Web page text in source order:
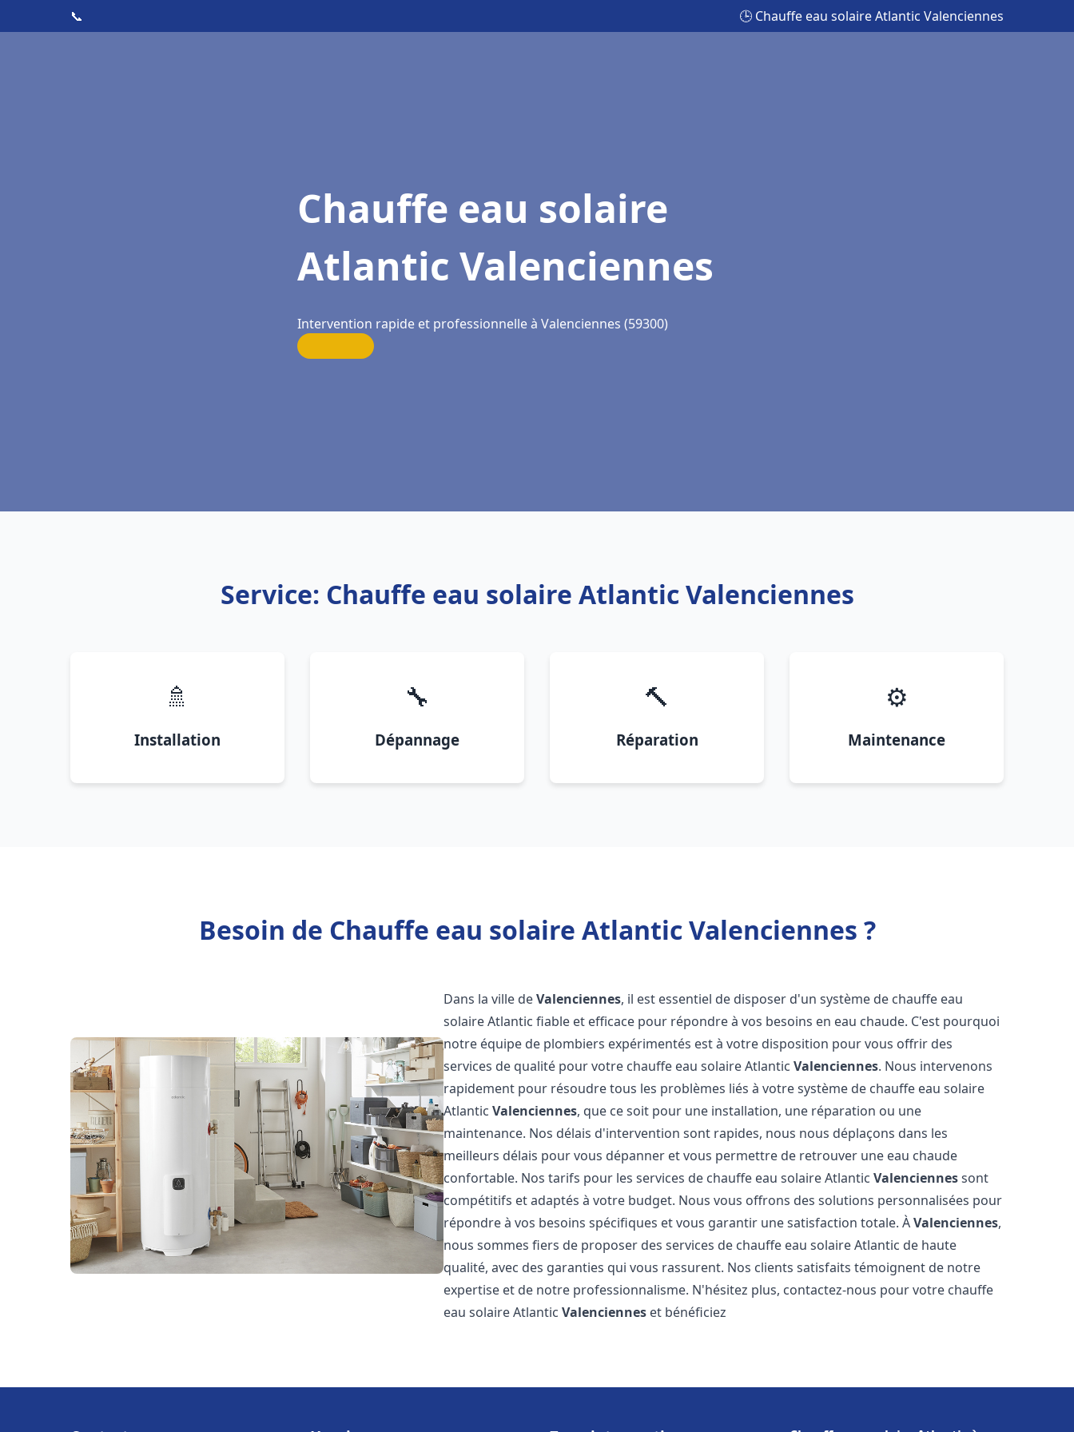
📞 🕒 Chauffe eau solaire Atlantic Valenciennes
Chauffe eau solaire
Atlantic Valenciennes
Intervention rapide et professionnelle à Valenciennes (59300)
Service: Chauffe eau solaire Atlantic Valenciennes
🚿
Installation
🔧
Dépannage
🔨
Réparation
⚙️
Maintenance
Besoin de Chauffe eau solaire Atlantic Valenciennes ?
Dans la ville deValenciennes, il est essentiel de disposer d'un système de chauffe eau
solaire Atlantic fiable et efficace pour répondre à vos besoins en eau chaude. C'est pourquoi
notre équipe de plombiers expérimentés est à votre disposition pour vous offrir des
services de qualité pour votre chauffe eau solaire AtlanticValenciennes. Nous intervenons
rapidement pour résoudre tous les problèmes liés à votre système de chauffe eau solaire
AtlanticValenciennes, que ce soit pour une installation, une réparation ou une
maintenance. Nos délais d'intervention sont rapides, nous nous déplaçons dans les
meilleurs délais pour vous dépanner et vous permettre de retrouver une eau chaude
confortable. Nos tarifs pour les services de chauffe eau solaire AtlanticValenciennessont
compétitifs et adaptés à votre budget. Nous vous offrons des solutions personnalisées pour
répondre à vos besoins spécifiques et vous garantir une satisfaction totale. ÀValenciennes,
nous sommes fiers de proposer des services de chauffe eau solaire Atlantic de haute
qualité, avec des garanties qui vous rassurent. Nos clients satisfaits témoignent de notre
expertise et de notre professionnalisme. N'hésitez plus, contactez-nous pour votre chauffe
eau solaire AtlanticValenciennes et bénéficiez